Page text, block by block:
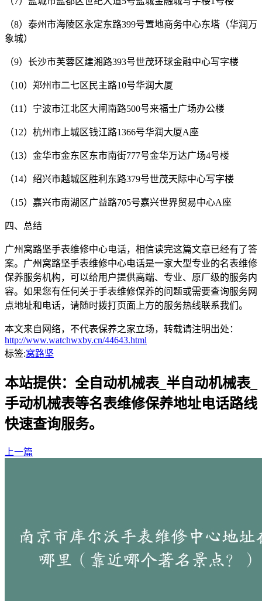
（8）泰州市海陵区永定东路399号置地商务中心东塔（华润万
象城）
（9）长沙市芙蓉区建湘路393号世茂环球金融中心写字楼
（10）郑州市二七区民主路10号华润大厦
（11）宁波市江北区大闸南路500号来福士广场办公楼
（12）杭州市上城区钱江路1366号华润大厦A座
（13）金华市金东区东市南街777号金华万达广场4号楼
（14）绍兴市越城区胜利东路379号世茂天际中心写字楼
（15）嘉兴市南湖区广益路705号嘉兴世界贸易中心A座
四、总结
广州窝路坚手表维修中心电话，相信读完这篇文章已经有了答
案。广州窝路坚手表维修中心电话是一家大型专业的名表维修
保养服务机构，可以给用户提供高端、专业、原厂级的服务内
容。如果您有任何关于手表维修保养的问题或需要查询服务网
点地址和电话，请随时拨打页面上方的服务热线联系我们。
本文来自网络，不代表保养之家立场，转载请注明出处：
http://www.watchwxby.cn/44643.html
标签:窝路坚
本站提供：全自动机械表_半自动机械表_
手动机械表等名表维修保养地址电话路线
快速查询服务。
上一篇